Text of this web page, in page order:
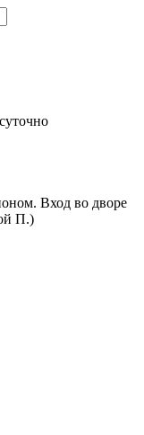
Вход во дворе
П.)